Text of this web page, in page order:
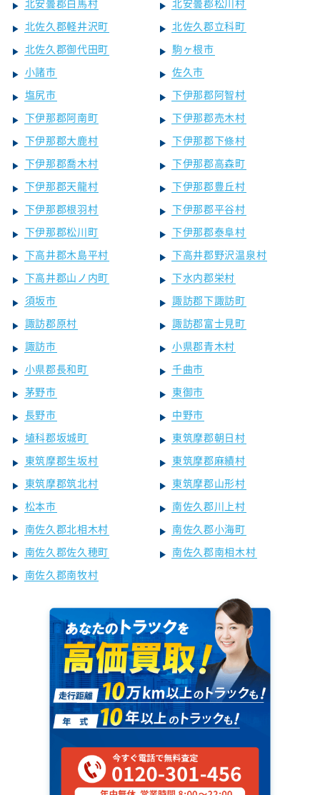
北佐久郡軽井沢町
北佐久郡立科町
北佐久郡御代田町
駒ヶ根市
小諸市
佐久市
塩尻市
下伊那郡阿智村
下伊那郡阿南町
下伊那郡売木村
下伊那郡大鹿村
下伊那郡下條村
下伊那郡喬木村
下伊那郡高森町
下伊那郡天龍村
下伊那郡豊丘村
下伊那郡根羽村
下伊那郡平谷村
下伊那郡松川町
下伊那郡泰阜村
下高井郡木島平村
下高井郡野沢温泉村
下高井郡山ノ内町
下水内郡栄村
須坂市
諏訪郡下諏訪町
諏訪郡原村
諏訪郡富士見町
諏訪市
小県郡青木村
小県郡長和町
千曲市
茅野市
東御市
長野市
中野市
埴科郡坂城町
東筑摩郡朝日村
東筑摩郡生坂村
東筑摩郡麻績村
東筑摩郡筑北村
東筑摩郡山形村
松本市
南佐久郡川上村
南佐久郡北相木村
南佐久郡小海町
南佐久郡佐久穂町
南佐久郡南相木村
南佐久郡南牧村